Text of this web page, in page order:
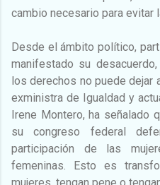
cambio necesario para evitar
Desde el ámbito político,
manifestado su
los derechos no puede dejar
exministra de Igualdad y
Irene Montero, ha señalado
su congreso federal
participación de las
femeninas. Esto es